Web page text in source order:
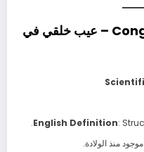
19. Congenital Heart Defect – عيب خلقي في
English Definition:
منذ الولادة.